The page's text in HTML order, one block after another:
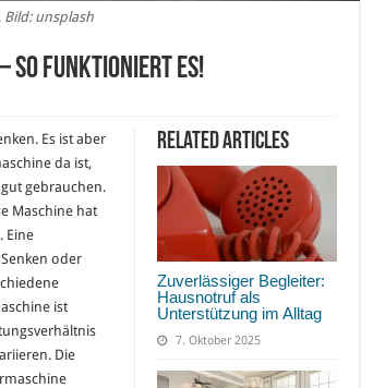
unsplash
so funktioniert es!
Related Articles
Zuverlässiger Begleiter:
Hausnotruf als
Unterstützung im Alltag
7. Oktober 2025
Es ist aber
da ist,
gebrauchen.
Maschine hat
Eine
oder
ist
Die